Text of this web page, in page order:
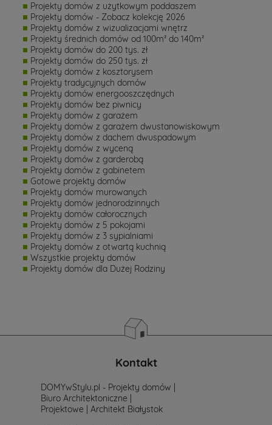
Projekty domów z użytkowym poddaszem
Projekty domów - Zobacz kolekcję 2026
Projekty domów z wizualizacjami wnętrz
Projekty średnich domów od 100m² do 140m²
Projekty domów do 200 tys. zł
Projekty domów do 250 tys. zł
Projekty domów z kosztorysem
Projekty tradycyjnych domów
Projekty domów energooszczędnych
Projekty domów bez piwnicy
Projekty domów z garażem
Projekty domów z garażem dwustanowiskowym
Projekty domów z dachem dwuspadowym
Projekty domów z wyceną
Projekty domów z garderobą
Projekty domów z gabinetem
Gotowe projekty domów
Projekty domów murowanych
Projekty domów jednorodzinnych
Projekty domów całorocznych
Projekty domów z 5 pokojami
Projekty domów z 3 sypialniami
Projekty domów z otwartą kuchnią
Wszystkie projekty domów
Projekty domów dla Dużej Rodziny
Kontakt
DOMYwStylu.pl - Projekty domów |
Biuro Architektoniczne |
Projektowe | Architekt Białystok